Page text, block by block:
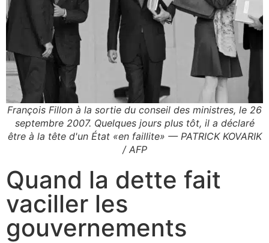
François Fillon à la sortie du conseil des ministres, le 26
septembre 2007. Quelques jours plus tôt, il a déclaré
être à la tête d'un État «en faillite» — PATRICK KOVARIK
/ AFP
Quand la dette fait
vaciller les
gouvernements